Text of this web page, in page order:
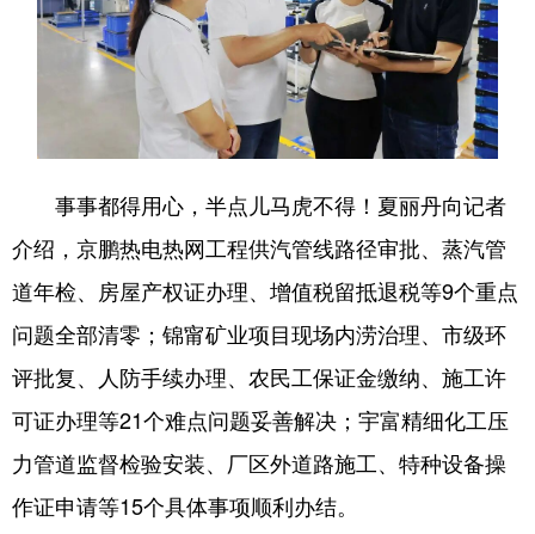
事事都得用心，半点儿马虎不得！夏丽丹向记者
介绍，京鹏热电热网工程供汽管线路径审批、蒸汽管
道年检、房屋产权证办理、增值税留抵退税等9个重点
问题全部清零；锦甯矿业项目现场内涝治理、市级环
评批复、人防手续办理、农民工保证金缴纳、施工许
可证办理等21个难点问题妥善解决；宇富精细化工压
力管道监督检验安装、厂区外道路施工、特种设备操
作证申请等15个具体事项顺利办结。